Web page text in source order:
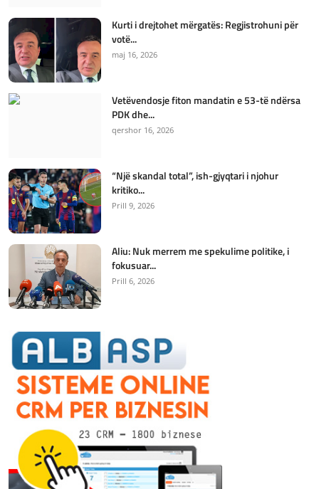
Kurti i drejtohet mërgatës: Regjistrohuni për
votë...
maj 16, 2026
Vetëvendosje fiton mandatin e 53-të ndërsa
PDK dhe...
qershor 16, 2026
“Një skandal total”, ish-gjyqtari i njohur
kritiko...
Prill 9, 2026
Aliu: Nuk merrem me spekulime politike, i
fokusuar...
Prill 6, 2026